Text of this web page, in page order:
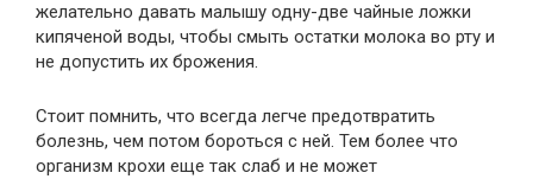
желательно давать малышу одну-две чайные ложки
кипяченой воды, чтобы смыть остатки молока во рту и
не допустить их брожения.
Стоит помнить, что всегда легче предотвратить
болезнь, чем потом бороться с ней. Тем более что
организм крохи еще так слаб и не может